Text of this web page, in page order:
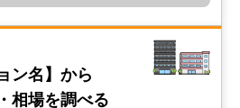
ン名】から
相場を調べる